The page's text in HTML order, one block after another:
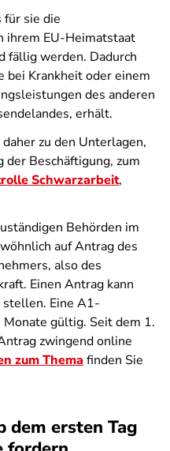
für sie die
ihrem EU-Heimatstaat
fällig werden. Dadurch
bei Krankheit oder einem
des anderen
erhält.
zu den Unterlagen,
Beschäftigung, zum
Schwarzarbeit,
Behörden im
auf Antrag des
also des
Einen Antrag kann
Eine A1-
gültig. Seit dem 1.
zwingend online
zum Thema finden Sie
dem ersten Tag